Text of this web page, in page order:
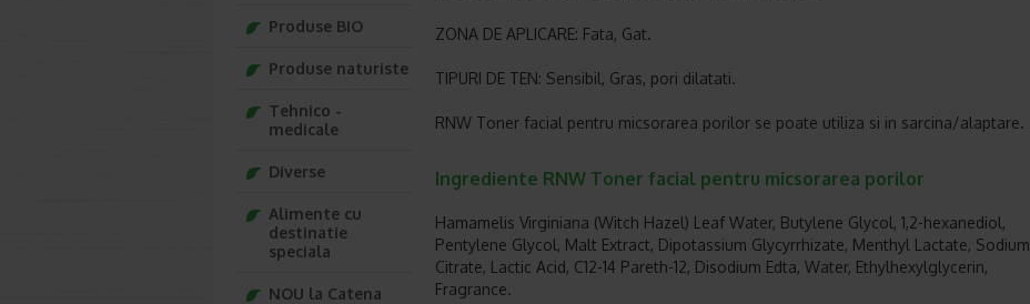
ZONA DE APLICARE: Fata, Gat.
TIPURI DE TEN: Sensibil, Gras, pori dilatati.
RNW Toner facial pentru micsorarea porilor se poate utiliza si in sarcina/alaptare.
Ingrediente RNW Toner facial pentru micsorarea porilor
Hamamelis Virginiana (Witch Hazel) Leaf Water, Butylene Glycol, 1,2-hexanediol,
Pentylene Glycol, Malt Extract, Dipotassium Glycyrrhizate, Menthyl Lactate, Sodium
Citrate, Lactic Acid, C12-14 Pareth-12, Disodium Edta, Water, Ethylhexylglycerin,
Fragrance.
Produse BIO
Produse naturiste
Tehnico -
medicale
Diverse
Alimente cu
destinatie
speciala
NOU la Catena